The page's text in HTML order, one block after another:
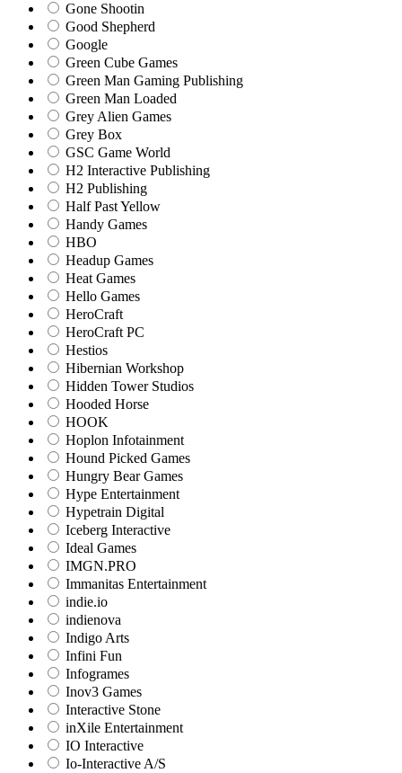
Gone Shootin
Good Shepherd
Google
Green Cube Games
Green Man Gaming Publishing
Green Man Loaded
Grey Alien Games
Grey Box
GSC Game World
H2 Interactive Publishing
H2 Publishing
Half Past Yellow
Handy Games
HBO
Headup Games
Heat Games
Hello Games
HeroCraft
HeroCraft PC
Hestios
Hibernian Workshop
Hidden Tower Studios
Hooded Horse
HOOK
Hoplon Infotainment
Hound Picked Games
Hungry Bear Games
Hype Entertainment
Hypetrain Digital
Iceberg Interactive
Ideal Games
IMGN.PRO
Immanitas Entertainment
indie.io
indienova
Indigo Arts
Infini Fun
Infogrames
Inov3 Games
Interactive Stone
inXile Entertainment
IO Interactive
Io-Interactive A/S